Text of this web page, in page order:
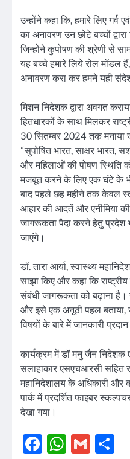
उन्होंने कहा कि, हमारे लिए गर्व
का अनावरण उन छोटे बच्चों
जिन्होंने कुपोषण की श्रेणी से
यह बच्चे हमारे लिये रोल मॉडल
अनावरण करा कर हमने यही
मिशन निदेशक द्वारा अवगत
हितधारकों के साथ मिलकर
30 सितम्बर 2024 तक मनाया
“सुपोषित भारत, साक्षर भारत,
और महिलाओं की पोषण स्थिति
मजबूत करने के लिए एक घंटे के
बाद पहले छह महीने तक केवल
आहार की आदतें और एनीमिया
जागरूकता पैदा करने हेतु प्रदेश
जाएंगे।
डॉ. तारा आर्या, स्वास्थ्य
साझा किए और कहा कि राष्ट्रीय
संबंधी जागरूकता को बढ़ाना है।
और इसे एक अनूठी पहल बताया,
विषयों के बारे में जानकारी
कार्यक्रम में डॉ मनु जैन निदेशक
सलाहाकार एसएचआरसी सहित
महानिदेशालय के अधिकारी और
पार्क में प्रदर्शित फाइबर
देखा गया।
Facebook
Gmail